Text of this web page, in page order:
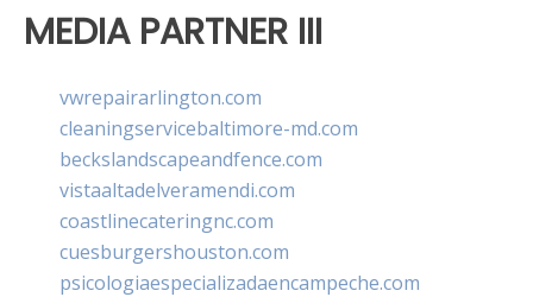
MEDIA PARTNER III
vwrepairarlington.com
cleaningservicebaltimore-md.com
beckslandscapeandfence.com
vistaaltadelveramendi.com
coastlinecateringnc.com
cuesburgershouston.com
psicologiaespecializadaencampeche.com